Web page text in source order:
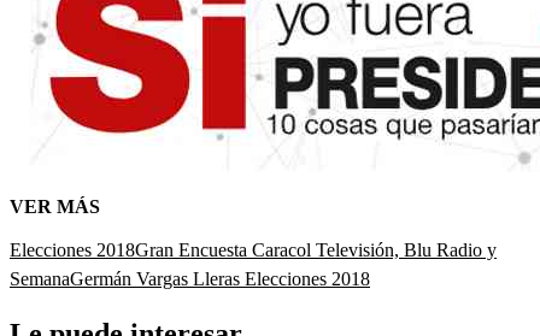
VER MÁS
Elecciones 2018Gran Encuesta Caracol Televisión, Blu Radio y
SemanaGermán Vargas Lleras Elecciones 2018